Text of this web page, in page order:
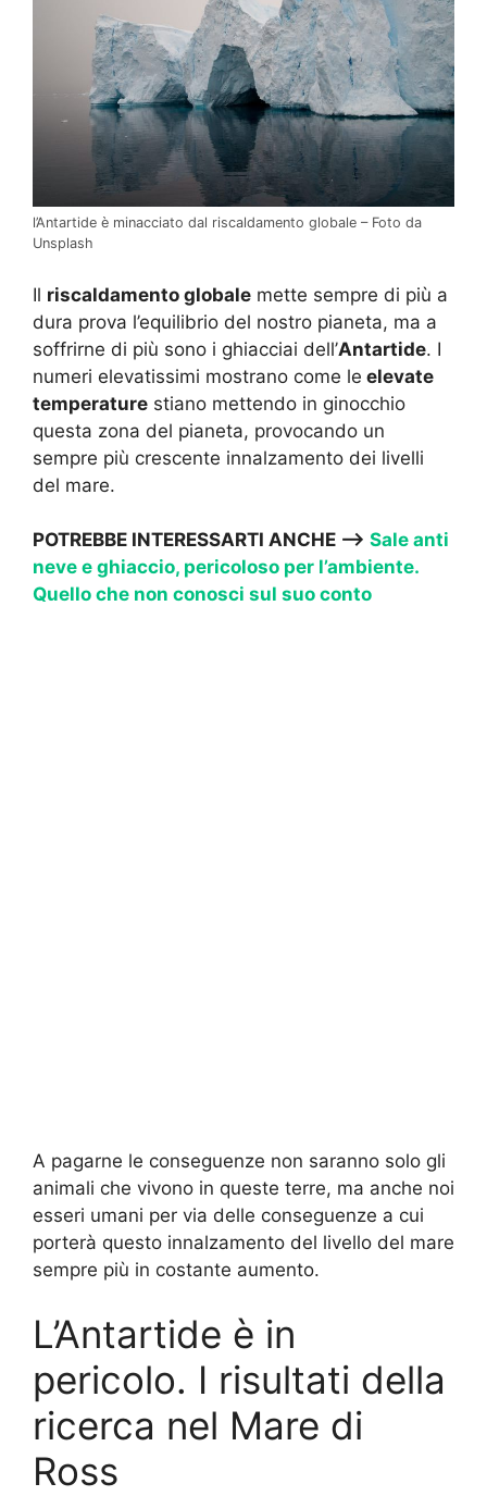
l’Antartide è minacciato dal riscaldamento globale – Foto da
Unsplash
Il riscaldamento globale mette sempre di più a
dura prova l’equilibrio del nostro pianeta, ma a
soffrirne di più sono i ghiacciai dell’Antartide. I
numeri elevatissimi mostrano come le elevate
temperature stiano mettendo in ginocchio
questa zona del pianeta, provocando un
sempre più crescente innalzamento dei livelli
del mare.
POTREBBE INTERESSARTI ANCHE —-> Sale anti
neve e ghiaccio, pericoloso per l’ambiente.
Quello che non conosci sul suo conto
A pagarne le conseguenze non saranno solo gli
animali che vivono in queste terre, ma anche noi
esseri umani per via delle conseguenze a cui
porterà questo innalzamento del livello del mare
sempre più in costante aumento.
L’Antartide è in
pericolo. I risultati della
ricerca nel Mare di
Ross